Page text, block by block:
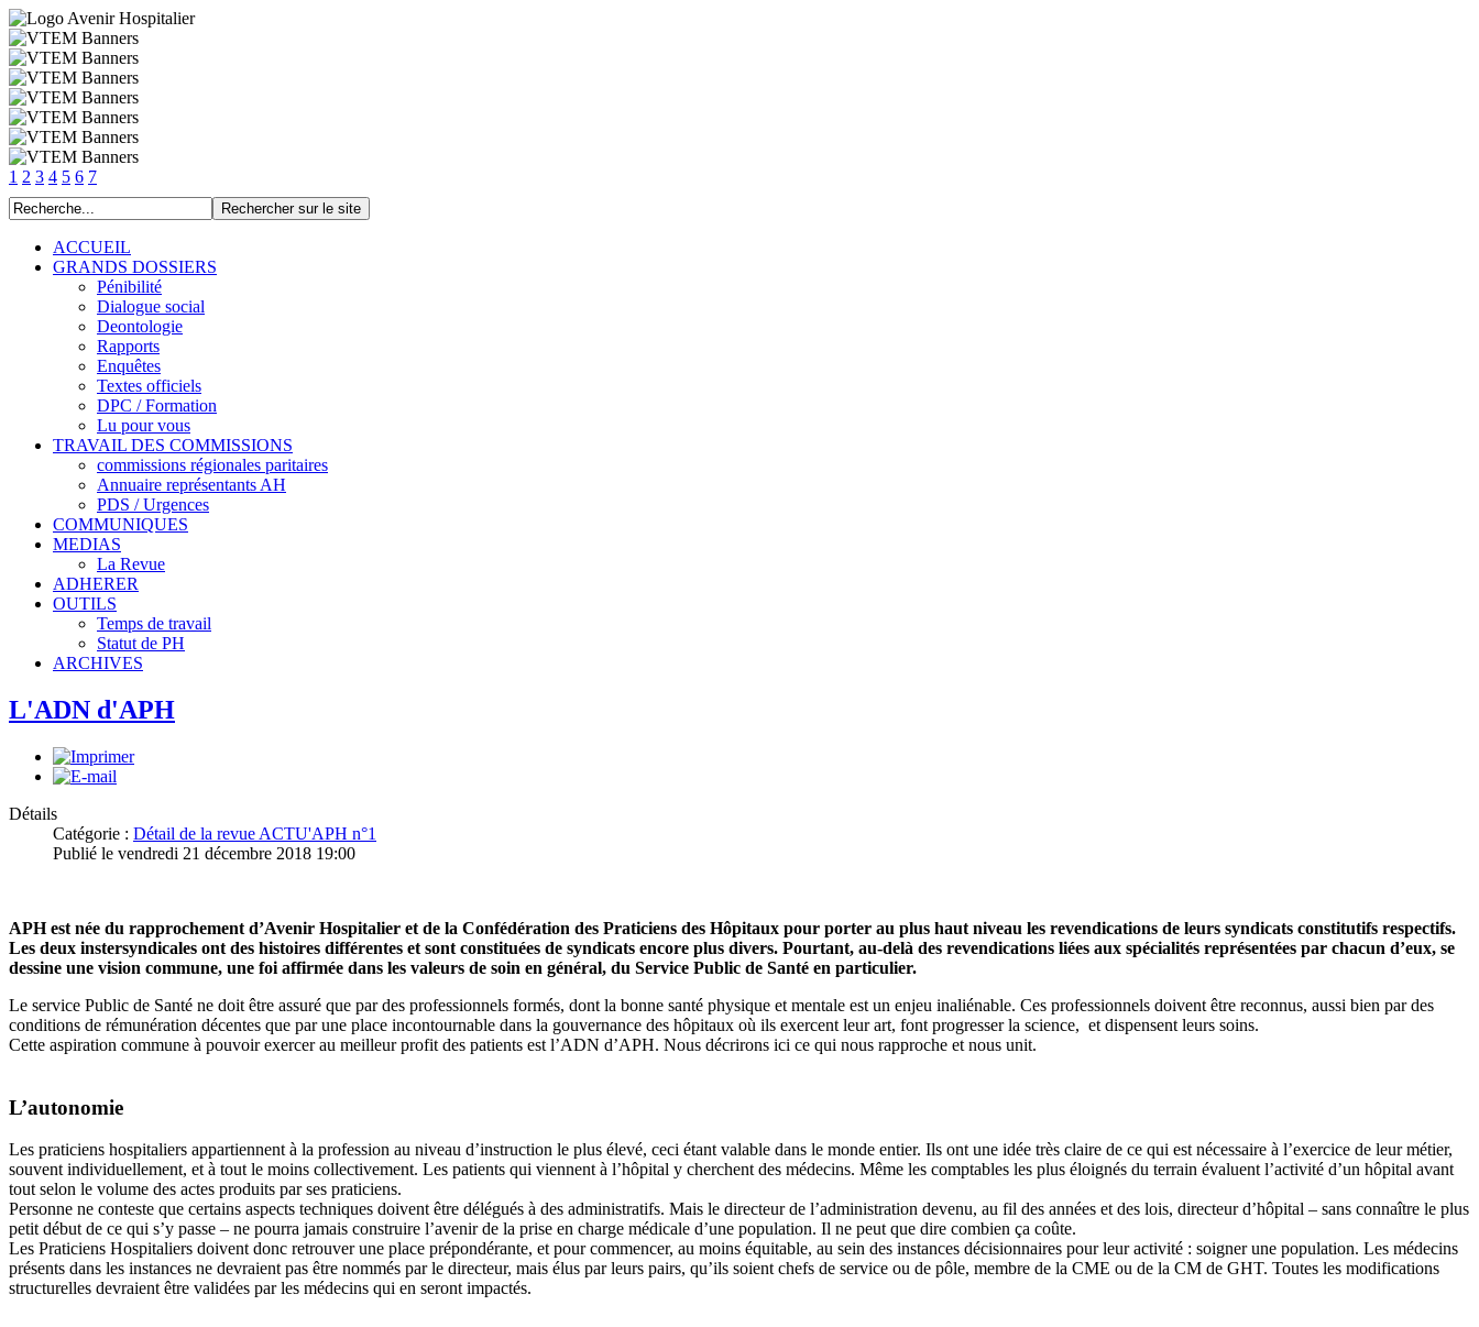
1 2 3 4 5 6 7
ACCUEIL
GRANDS DOSSIERS
Pénibilité
Dialogue social
Deontologie
Rapports
Enquêtes
Textes officiels
DPC / Formation
Lu pour vous
TRAVAIL DES COMMISSIONS
commissions régionales paritaires
Annuaire représentants AH
PDS / Urgences
COMMUNIQUES
MEDIAS
La Revue
ADHERER
OUTILS
Temps de travail
Statut de PH
ARCHIVES
L'ADN d'APH
Détails
Catégorie : Détail de la revue ACTU'APH n°1
Publié le vendredi 21 décembre 2018 19:00
APH est née du rapprochement d’Avenir Hospitalier et de la Confédération des Praticiens des Hôpitaux pour porter au plus haut niveau les revendications de leurs syndicats constitutifs respectifs.
Les deux instersyndicales ont des histoires différentes et sont constituées de syndicats encore plus divers. Pourtant, au-delà des revendications liées aux spécialités représentées par chacun d’eux, se
dessine une vision commune, une foi affirmée dans les valeurs de soin en général, du Service Public de Santé en particulier.
Le service Public de Santé ne doit être assuré que par des professionnels formés, dont la bonne santé physique et mentale est un enjeu inaliénable. Ces professionnels doivent être reconnus, aussi bien par des
conditions de rémunération décentes que par une place incontournable dans la gouvernance des hôpitaux où ils exercent leur art, font progresser la science, et dispensent leurs soins.
Cette aspiration commune à pouvoir exercer au meilleur profit des patients est l’ADN d’APH. Nous décrirons ici ce qui nous rapproche et nous unit.
L’autonomie
Les praticiens hospitaliers appartiennent à la profession au niveau d’instruction le plus élevé, ceci étant valable dans le monde entier. Ils ont une idée très claire de ce qui est nécessaire à l’exercice de leur métier,
souvent individuellement, et à tout le moins collectivement. Les patients qui viennent à l’hôpital y cherchent des médecins. Même les comptables les plus éloignés du terrain évaluent l’activité d’un hôpital avant
tout selon le volume des actes produits par ses praticiens.
Personne ne conteste que certains aspects techniques doivent être délégués à des administratifs. Mais le directeur de l’administration devenu, au fil des années et des lois, directeur d’hôpital – sans connaître le plus
petit début de ce qui s’y passe – ne pourra jamais construire l’avenir de la prise en charge médicale d’une population. Il ne peut que dire combien ça coûte.
Les Praticiens Hospitaliers doivent donc retrouver une place prépondérante, et pour commencer, au moins équitable, au sein des instances décisionnaires pour leur activité : soigner une population. Les médecins
présents dans les instances ne devraient pas être nommés par le directeur, mais élus par leurs pairs, qu’ils soient chefs de service ou de pôle, membre de la CME ou de la CM de GHT. Toutes les modifications
structurelles devraient être validées par les médecins qui en seront impactés.